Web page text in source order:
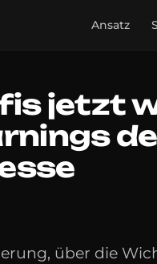
Ansatz
jetzt
über die